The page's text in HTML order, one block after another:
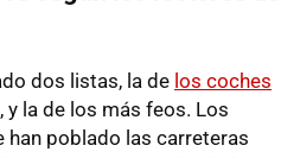
dos listas, la de los coches
, y la de los más feos. Los
han poblado las carreteras